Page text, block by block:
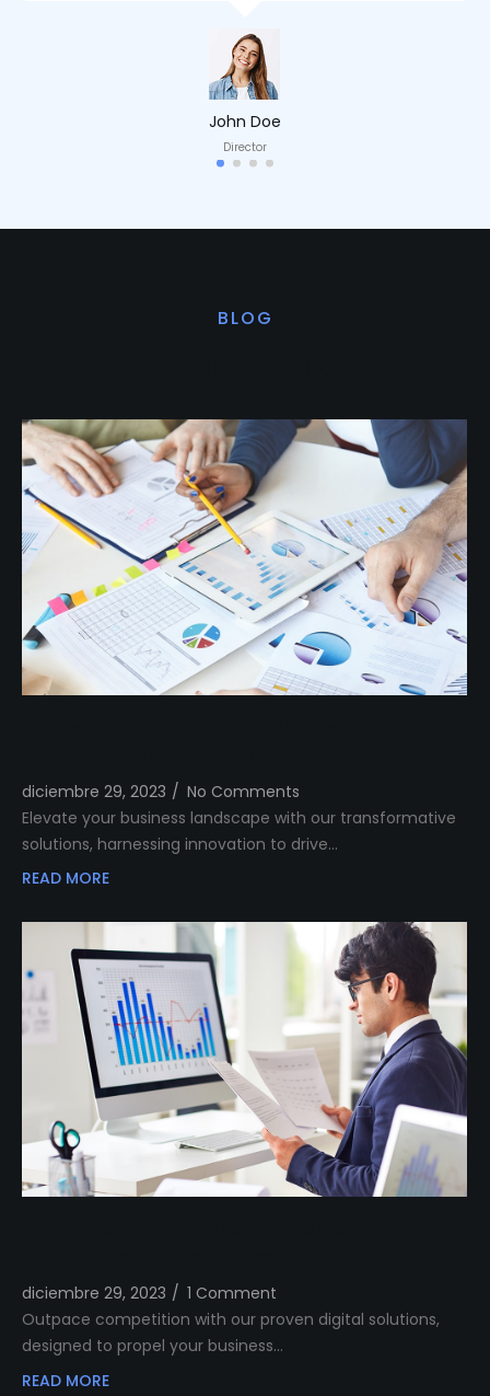
John Doe
Director
BLOG
diciembre 29, 2023 / No Comments
Elevate your business landscape with our transformative
solutions, harnessing innovation to drive…
READ MORE
diciembre 29, 2023 / 1 Comment
Outpace competition with our proven digital solutions,
designed to propel your business…
READ MORE